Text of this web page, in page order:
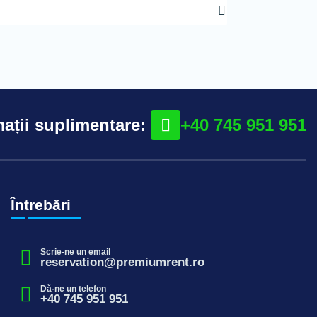
suplimentare: +40 745 951 951
Întrebări
Scrie-ne un email
reservation@premiumrent.ro
Dă-ne un telefon
+40 745 951 951